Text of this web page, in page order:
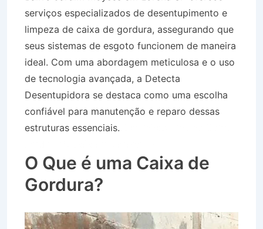
serviços especializados de desentupimento e
limpeza de caixa de gordura, assegurando que
seus sistemas de esgoto funcionem de maneira
ideal. Com uma abordagem meticulosa e o uso
de tecnologia avançada, a Detecta
Desentupidora se destaca como uma escolha
confiável para manutenção e reparo dessas
estruturas essenciais.
O Que é uma Caixa de
Gordura?